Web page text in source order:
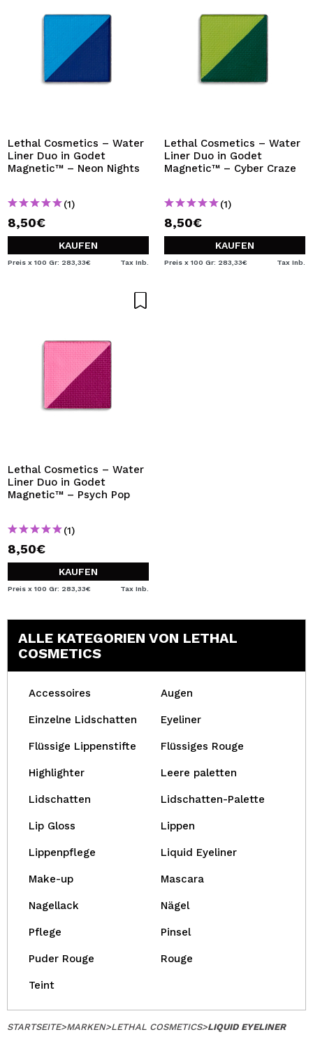
Lethal Cosmetics – Water
Liner Duo in Godet
Magnetic™ – Neon Nights
(1)
8,50€
KAUFEN
Preis x 100 Gr: 283,33€ Tax Inb.
Lethal Cosmetics – Water
Liner Duo in Godet
Magnetic™ – Cyber Craze
(1)
8,50€
KAUFEN
Preis x 100 Gr: 283,33€ Tax Inb.
Lethal Cosmetics – Water
Liner Duo in Godet
Magnetic™ – Psych Pop
(1)
8,50€
KAUFEN
Preis x 100 Gr: 283,33€ Tax Inb.
ALLE KATEGORIEN VON LETHAL
COSMETICS
Accessoires Augen
Einzelne Lidschatten Eyeliner
Flüssige Lippenstifte Flüssiges Rouge
Highlighter Leere paletten
Lidschatten Lidschatten-Palette
Lip Gloss Lippen
Lippenpflege Liquid Eyeliner
Make-up Mascara
Nagellack Nägel
Pflege Pinsel
Puder Rouge Rouge
Teint
STARTSEITE>MARKEN>LETHAL COSMETICS>LIQUID EYELINER